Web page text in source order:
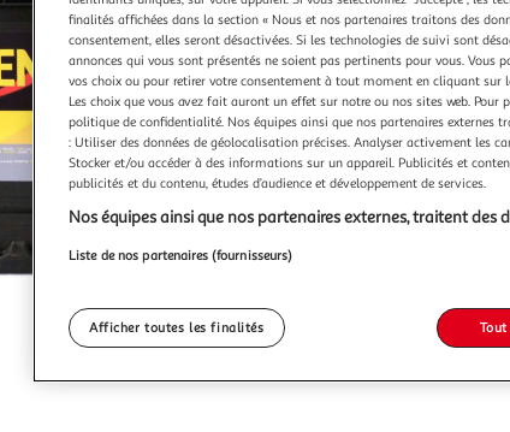
finalités affichées dans la section « Nous et nos partenaires traitons des
consentement, elles seront désactivées. Si les technologies de suivi sont
annonces qui vous sont présentés ne soient pas pertinents pour vous. Vous
vos choix ou pour retirer votre consentement à tout moment en cliquant sur
Les choix que vous avez fait auront un effet sur notre ou nos sites web. Pour
politique de confidentialité. Nos équipes ainsi que nos partenaires externes
: Utiliser des données de géolocalisation précises. Analyser activement les
Stocker et/ou accéder à des informations sur un appareil. Publicités et
publicités et du contenu, études d’audience et développement de services.
Nos équipes ainsi que nos partenaires externes, traitent des
Liste de nos partenaires (fournisseurs)
Afficher toutes les finalités